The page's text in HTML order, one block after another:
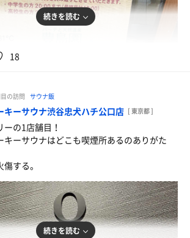
メンと四川麻婆豆腐
いもの食べると発汗が凄いですね
生ビール
続きを読む
18
の訪問 サウナ飯
キーサウナ渋谷忠犬ハチ公口店 [ 東京都 ]
ーの1店舗目！
キーサウナはどこも喫煙所あるのありがた
する。
続きを読む